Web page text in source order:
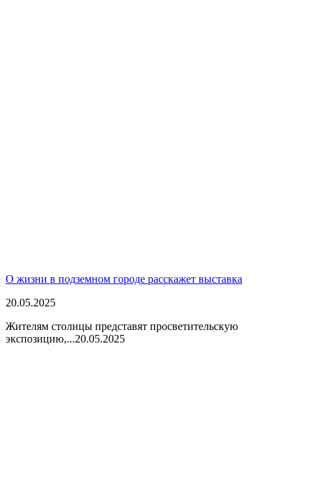
О жизни в подземном городе расскажет выставка
20.05.2025
Жителям столицы представят просветительскую
экспозицию,...20.05.2025